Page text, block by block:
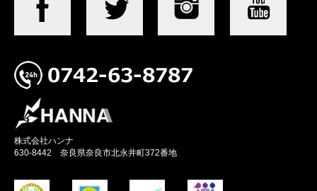
株式会社ハンナ
630-8442 奈良県奈良市北永井町372番地